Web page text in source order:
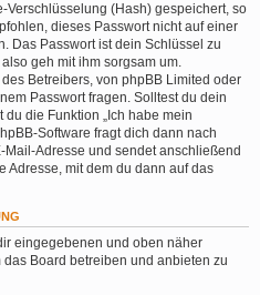
Verschlüsselung (Hash) gespeichert, so
dieses Passwort nicht auf einer
Das Passwort ist dein Schlüssel zu
geh mit ihm sorgsam um.
Betreibers, von phpBB Limited oder
Passwort fragen. Solltest du dein
die Funktion „Ich habe mein
Software fragt dich dann nach
Adresse und sendet anschließend
Adresse, mit dem du dann auf das
eingegebenen und oben näher
Board betreiben und anbieten zu